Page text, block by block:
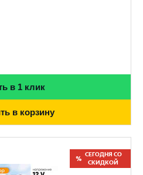
в 1 клик
в корзину
СЕГОДНЯ СО
СКИДКОЙ